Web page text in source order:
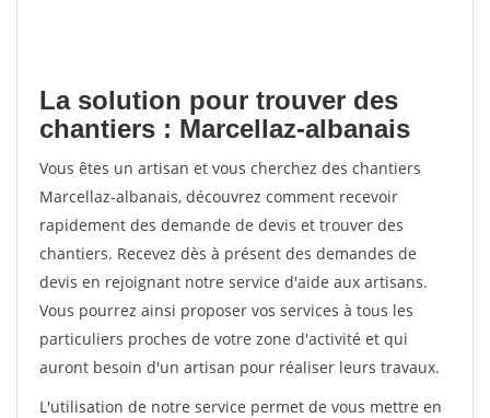
La solution pour trouver des
chantiers : Marcellaz-albanais
Vous êtes un artisan et vous cherchez des chantiers
Marcellaz-albanais, découvrez comment recevoir
rapidement des demande de devis et trouver des
chantiers. Recevez dès à présent des demandes de
devis en rejoignant notre service d'aide aux artisans.
Vous pourrez ainsi proposer vos services à tous les
particuliers proches de votre zone d'activité et qui
auront besoin d'un artisan pour réaliser leurs travaux.
L'utilisation de notre service permet de vous mettre en